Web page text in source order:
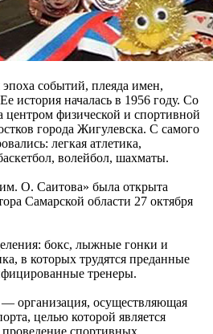
событий, плеяда имен,
история началась в 1956 году. Со
центром физической и спортивной
города Жигулевска. С самого
легкая атлетика,
волейбол, шахматы.
Саитова» была открыта
Самарской области 27 октября
бокс, лыжные гонки и
в которых трудятся преданные
тренеры.
организация, осуществляющая
целью которой является
спортивных